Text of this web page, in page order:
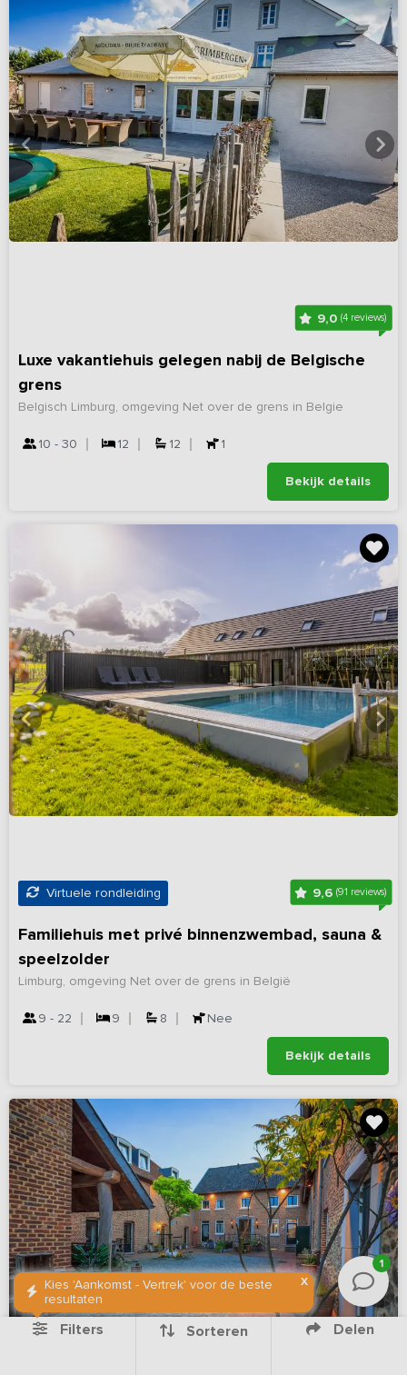
9,0(4 reviews)
Luxe vakantiehuis gelegen nabij de Belgische
grens
Belgisch Limburg, omgeving Net over de grens in Belgie
10 - 30 12 12 1
Bekijk details
Virtuele rondleiding 9,6(91 reviews)
Familiehuis met privé binnenzwembad, sauna &
speelzolder
Limburg, omgeving Net over de grens in België
9 - 22 9 8 Nee
Bekijk details
X
Kies 'Aankomst - Vertrek' voor de beste
resultaten
1
Filters Sorteren Delen